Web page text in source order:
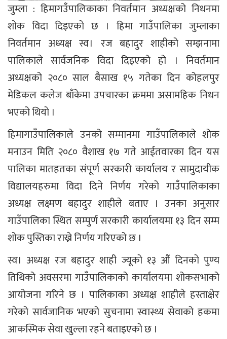
जुम्ला : हिमागउँपालिकाका निवर्तमान अध्यक्षको निधनमा
शोक विदा दिइएको छ । हिमा गाउँपालिका जुम्लाका
निवर्तमान अध्यक्ष स्व। रज बहादुर शाहीको सम्झनामा
पालिकाले सार्वजनिक विदा दिइएको हो । निवर्तमान
अध्यक्षको २०८० साल बैसाख १५ गतेका दिन कोहलपुर
मेडिकल कलेज बाँकेमा उपचारका क्रममा असामहिक निधन
भएको थियो ।
हिमागाउँपालिकाले उनको सम्मानमा गाउँपालिकाले शोक
मनाउन मिति २०८० वैशाख १७ गते आईतवारका दिन यस
पालिका मातहतका संपूर्ण सरकारी कार्यालय र सामुदायीक
विद्यालयहरुमा विदा दिने निर्णय गरेको गाउँपालिकाका
अध्यक्ष लक्ष्मण बहादुर शाहीले बताए । उनका अनुसार
गाउँपालिका स्थित सम्पुर्ण सरकारी कार्यालयमा १३ दिन सम्म
शोक पुस्तिका राख्ने निर्णय गरिएको छ ।
स्व। अध्यक्ष रज बहादुर शाही ज्यूको १३ औं दिनको पुण्य
तिथिको अवसरमा गाउँपालिकाको कार्यालयमा शोकसभाको
आयोजना गरिने छ । पालिकाका अध्यक्ष शाहीले हस्ताक्षेर
गरेको सार्वजानिक भएको सुचनामा स्वास्थ्य सेवाको हकमा
आकस्मिक सेवा खुल्ला रहने बताइएको छ ।